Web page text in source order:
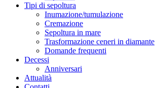
Tipi di sepoltura
Inumazione/tumulazione
Cremazione
Sepoltura in mare
Trasformazione ceneri in diamante
Domande frequenti
Decessi
Anniversari
Attualità